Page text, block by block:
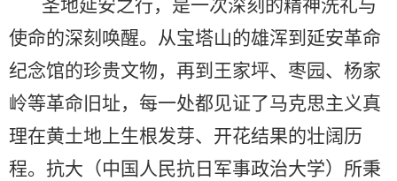
圣地延安之行，是一次深刻的精神洗礼与
使命的深刻唤醒。从宝塔山的雄浑到延安革命
纪念馆的珍贵文物，再到王家坪、枣园、杨家
岭等革命旧址，每一处都见证了马克思主义真
理在黄土地上生根发芽、开花结果的壮阔历
程。抗大（中国人民抗日军事政治大学）所秉